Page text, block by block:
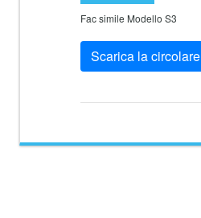
Fac simile Modello S3
Scarica la circolare